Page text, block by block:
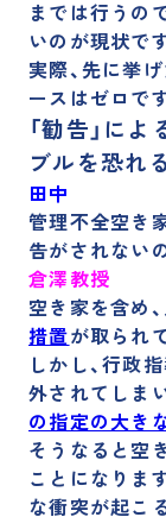
までは行うの
いのが現状です
実際、先に挙
ースはゼロ で
「勧告」に
ブルを恐れ
田中
管理不全空き
告がされない
倉澤教授
空き家を含め
措置が取られ
しかし、行政
外されてしま
の指定の大き
そうなると空
ことになりま
な衝突が起こ